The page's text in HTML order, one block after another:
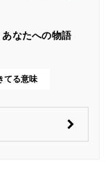
なたへの物語
てる意味